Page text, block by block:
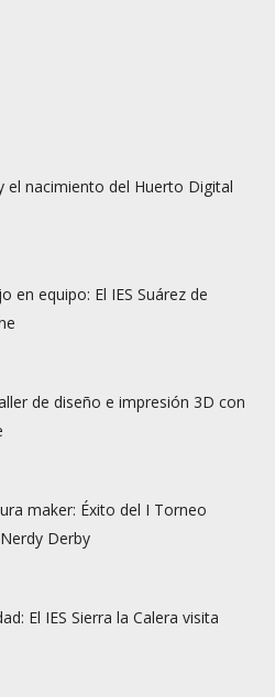
el nacimiento del Huerto Digital
en equipo: El IES Suárez de
de diseño e impresión 3D con
maker: Éxito del I Torneo
Derby
El IES Sierra la Calera visita